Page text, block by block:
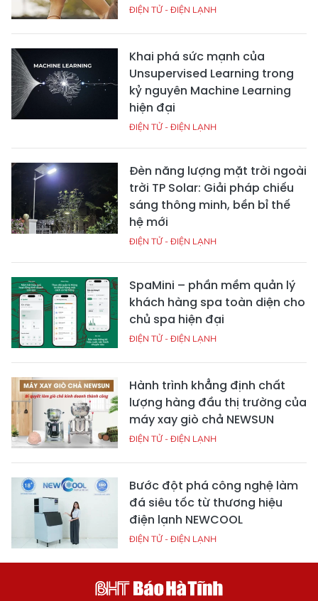
ĐIỆN TỬ - ĐIỆN LẠNH
Khai phá sức mạnh của
Unsupervised Learning trong
kỷ nguyên Machine Learning
hiện đại
ĐIỆN TỬ - ĐIỆN LẠNH
Đèn năng lượng mặt trời ngoài
trời TP Solar: Giải pháp chiếu
sáng thông minh, bền bỉ thế
hệ mới
ĐIỆN TỬ - ĐIỆN LẠNH
SpaMini – phần mềm quản lý
khách hàng spa toàn diện cho
chủ spa hiện đại
ĐIỆN TỬ - ĐIỆN LẠNH
Hành trình khẳng định chất
lượng hàng đầu thị trường của
máy xay giò chả NEWSUN
ĐIỆN TỬ - ĐIỆN LẠNH
Bước đột phá công nghệ làm
đá siêu tốc từ thương hiệu
điện lạnh NEWCOOL
ĐIỆN TỬ - ĐIỆN LẠNH